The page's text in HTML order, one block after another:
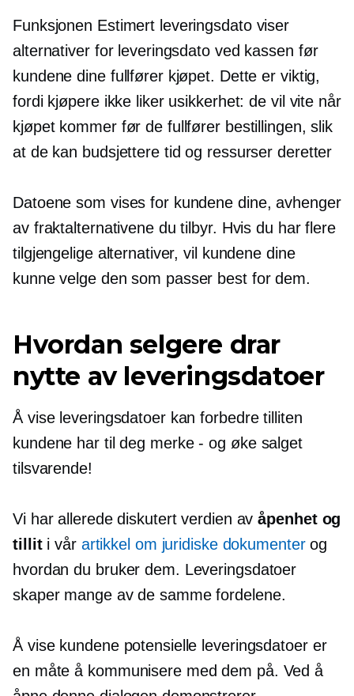
Funksjonen Estimert leveringsdato viser
alternativer for leveringsdato ved kassen før
kundene dine fullfører kjøpet. Dette er viktig,
fordi kjøpere ikke liker usikkerhet: de vil vite når
kjøpet kommer før de fullfører bestillingen, slik
at de kan budsjettere tid og ressurser deretter
Datoene som vises for kundene dine, avhenger
av fraktalternativene du tilbyr. Hvis du har flere
tilgjengelige alternativer, vil kundene dine
kunne velge den som passer best for dem.
Hvordan selgere drar
nytte av leveringsdatoer
Å vise leveringsdatoer kan forbedre tilliten
kundene har til deg merke - og øke salget
tilsvarende!
Vi har allerede diskutert verdien avåpenhet og
tilliti vår artikkel om juridiske dokumenterog
hvordan du bruker dem. Leveringsdatoer
skaper mange av de samme fordelene.
Å vise kundene potensielle leveringsdatoer er
en måte å kommunisere med dem på. Ved å